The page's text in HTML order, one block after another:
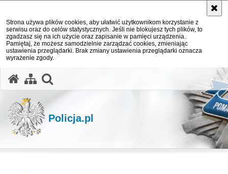
Strona używa plików cookies, aby ułatwić użytkownikom korzystanie z
serwisu oraz do celów statystycznych. Jeśli nie blokujesz tych plików, to
zgadzasz się na ich użycie oraz zapisanie w pamięci urządzenia.
Pamiętaj, że możesz samodzielnie zarządzać cookies, zmieniając
ustawienia przeglądarki. Brak zmiany ustawienia przeglądarki oznacza
wyrażenie zgody.
Policja.pl